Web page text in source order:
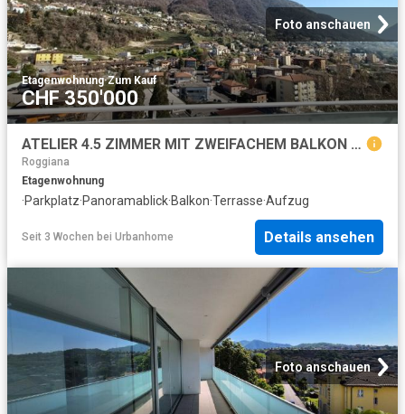
Foto anschauen
Etagenwohnung·Zum Kauf
CHF 350'000
ATELIER 4.5 ZIMMER MIT ZWEIFACHEM BALKON UND OFFENER AUSSICHT
Roggiana
Etagenwohnung
·Parkplatz·Panoramablick·Balkon·Terrasse·Aufzug
Seit 3 Wochen bei Urbanhome Details ansehen
Foto anschauen